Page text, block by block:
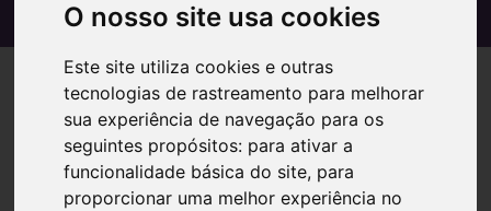
O nosso site usa cookies
Este site utiliza cookies e outras
tecnologias de rastreamento para melhorar
sua experiência de navegação para os
seguintes propósitos: para ativar a
funcionalidade básica do site, para
proporcionar uma melhor experiência no